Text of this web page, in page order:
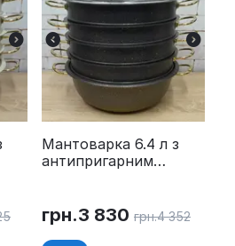
Мантоварка 6.4 л з
антипригарним
грн.3 830 грн.4 352